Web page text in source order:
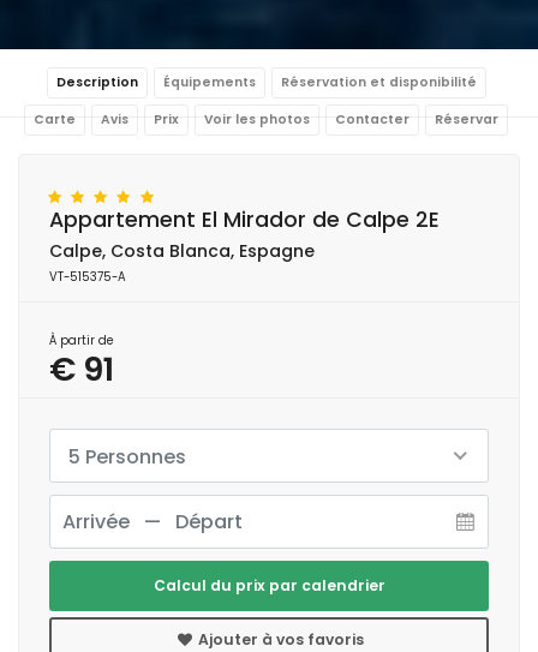
Description Équipements Réservation et disponibilité
Carte Avis Prix Voir les photos Contacter Réservar
Appartement El Mirador de Calpe 2E
Calpe, Costa Blanca, Espagne
VT-515375-A
À partir de
€ 91
5 Personnes
Calcul du prix par calendrier
Ajouter à vos favoris